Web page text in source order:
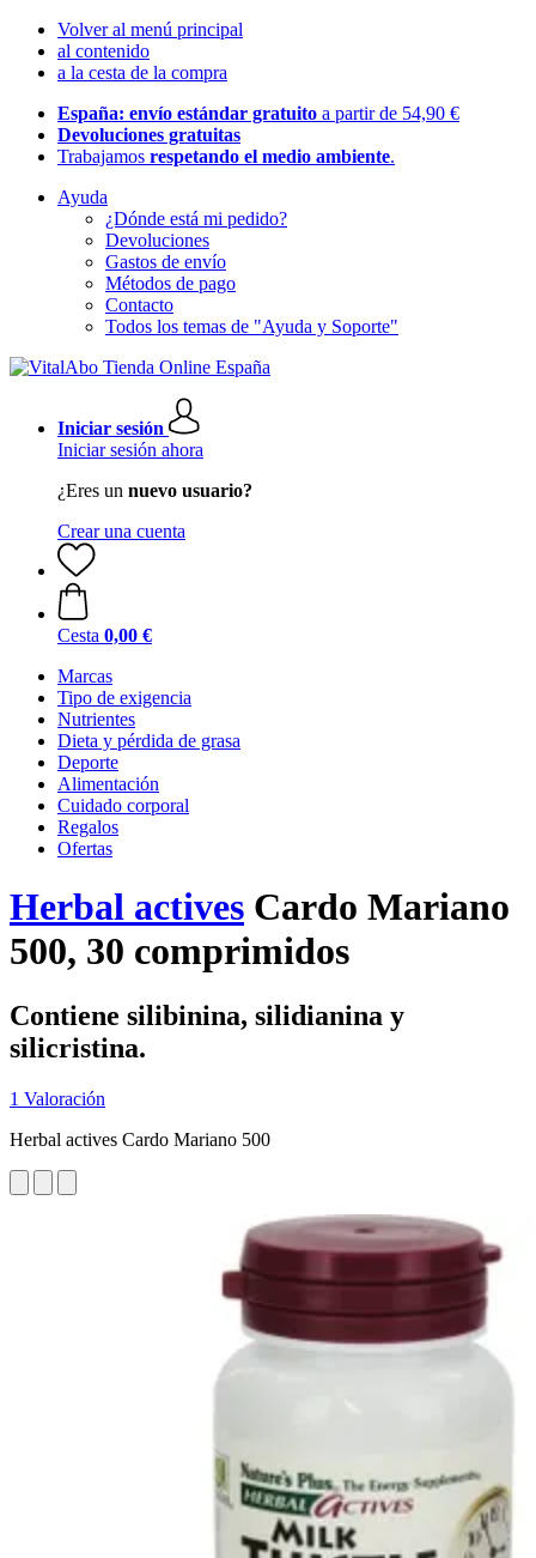
Volver al menú principal
al contenido
a la cesta de la compra
España: envío estándar gratuito a partir de 54,90 €
Devoluciones gratuitas
Trabajamos respetando el medio ambiente.
Ayuda
¿Dónde está mi pedido?
Devoluciones
Gastos de envío
Métodos de pago
Contacto
Todos los temas de "Ayuda y Soporte"
Iniciar sesión
Iniciar sesión ahora
¿Eres un nuevo usuario?
Crear una cuenta
Cesta 0,00 €
Marcas
Tipo de exigencia
Nutrientes
Dieta y pérdida de grasa
Deporte
Alimentación
Cuidado corporal
Regalos
Ofertas
Herbal actives Cardo Mariano
500, 30 comprimidos
Contiene silibinina, silidianina y
silicristina.
1 Valoración
Herbal actives Cardo Mariano 500